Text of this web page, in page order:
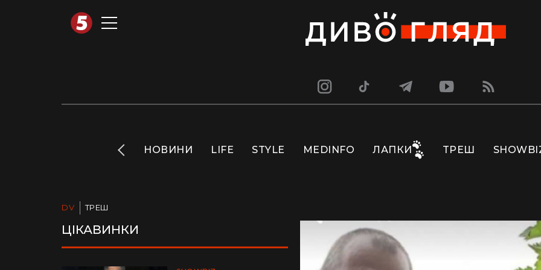
INFO НОВИНИ LIFE STYLE MEDINFO ЛАПКИ ТРЕШ
DV ТРЕШ
ЦІКАВИНКИ